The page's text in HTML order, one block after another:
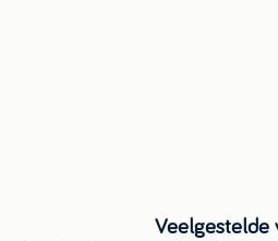
Veelgestelde